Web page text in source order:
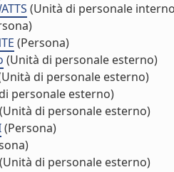
(Unità di personale
(Persona)
(Unità di personale esterno)
di personale esterno)
personale esterno)
(Unità di personale esterno)
(Persona)
(Unità di personale esterno)